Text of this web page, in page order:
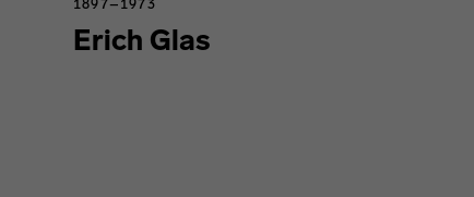
Erich Glas
1897–1973